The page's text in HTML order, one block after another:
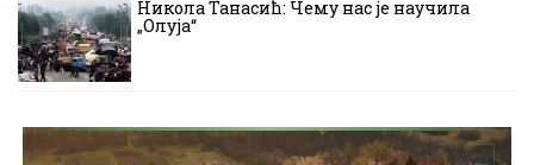
Никола Танасић: Чему нас је научила
„Олуја“